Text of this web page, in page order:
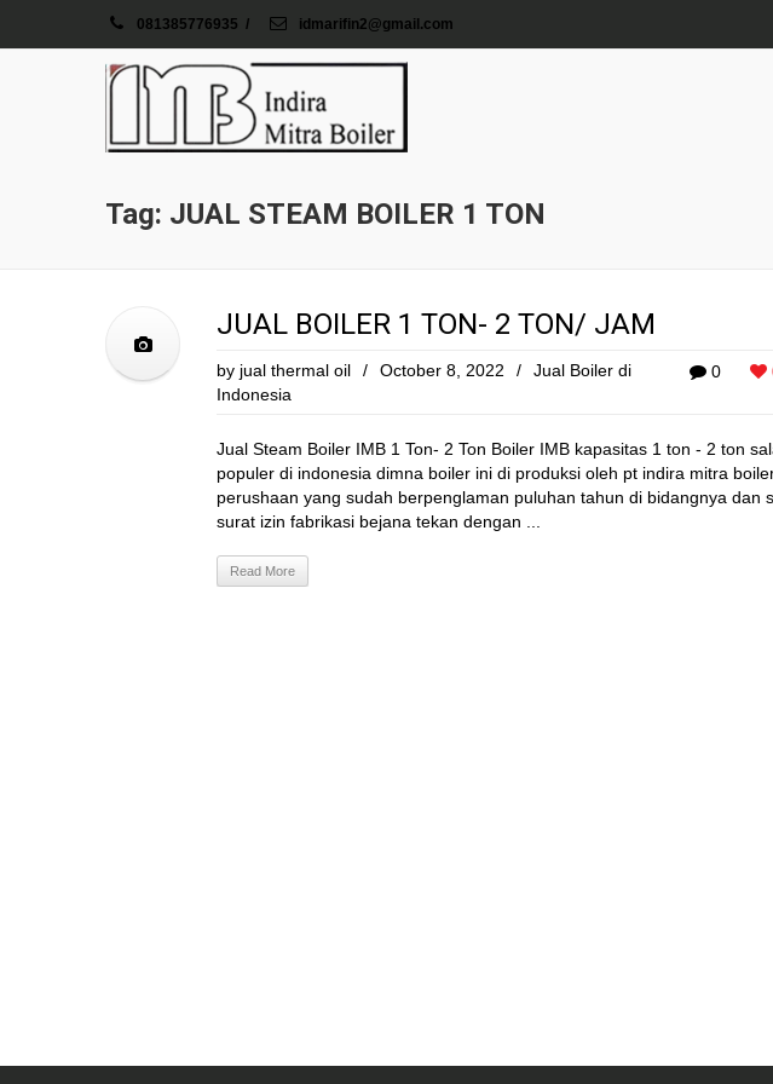
081385776935 / idmarifin2@gmail.com
Tag: JUAL STEAM BOILER 1 TON
JUAL BOILER 1 TON- 2 TON/ JAM
0
by jual thermal oil / October 8, 2022 /
Jual Boiler di
Indonesia
Jual Steam Boiler IMB 1 Ton- 2 Ton Boiler IMB kapasitas 1 ton - 2 ton
populer di indonesia dimna boiler ini di produksi oleh pt indira mitra
perushaan yang sudah berpenglaman puluhan tahun di bidangnya dan
surat izin fabrikasi bejana tekan dengan ...
Read More